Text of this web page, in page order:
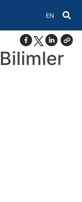
Dil Seçiniz
EN